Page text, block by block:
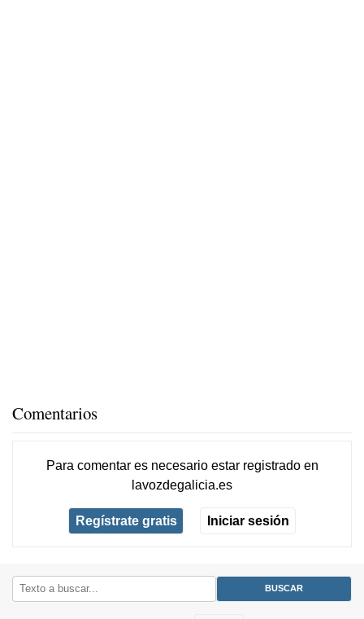
Comentarios
Para comentar es necesario estar registradoen
lavozdegalicia.es
Regístrate gratis Iniciar sesión